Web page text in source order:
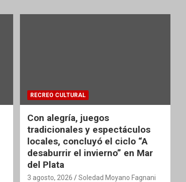
RECREO CULTURAL
Con alegría, juegos
tradicionales y espectáculos
locales, concluyó el ciclo “A
desaburrir el invierno” en Mar
del Plata
3 agosto, 2026 Soledad Moyano Fagnani